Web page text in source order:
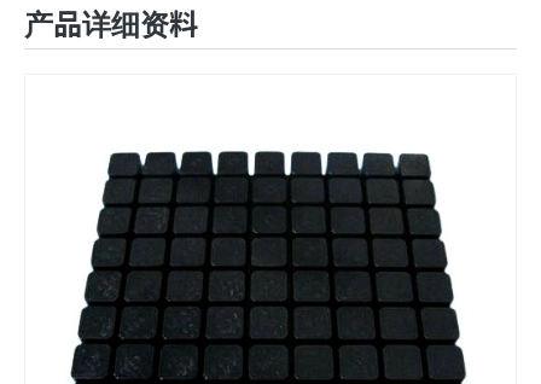
橡胶平板 3M自黏脚垫
产品详细资料